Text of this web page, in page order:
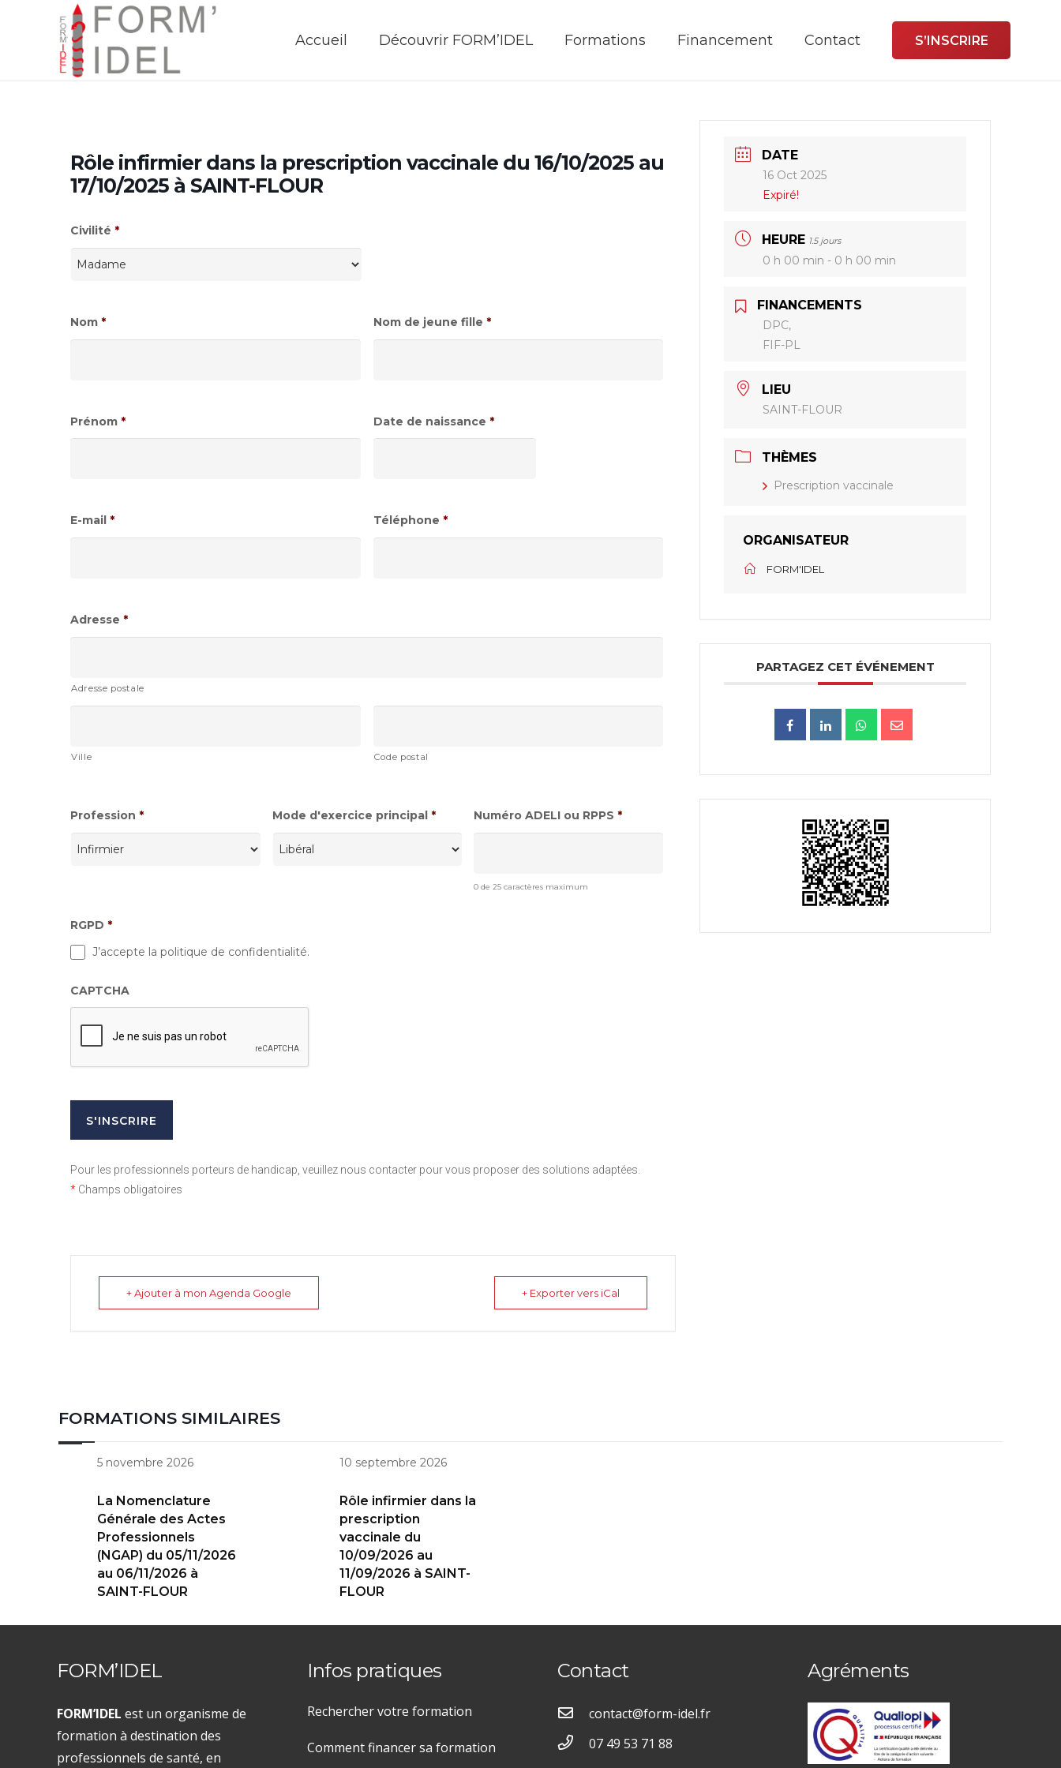
Accueil Découvrir FORM’IDEL Formations Financement Contact S’INSCRIRE
Rôle infirmier dans la prescription vaccinale du 16/10/2025 au
17/10/2025 à SAINT-FLOUR
Civilité *
Nom * Nom de jeune fille *
Prénom * Date de naissance *
E-mail * Téléphone *
Adresse *
Adresse postale
Ville Code postal
Profession * Mode d'exercice principal * Numéro ADELI ou RPPS *
0 de 25 caractères maximum
RGPD *
J’accepte la politique de confidentialité.
CAPTCHA
Pour les professionnels porteurs de handicap, veuillez nous contacter pour vous proposer des solutions adaptées.
* Champs obligatoires
+ Ajouter à mon Agenda Google + Exporter vers iCal
DATE
16 Oct 2025
Expiré!
HEURE 1.5 jours
0 h 00 min - 0 h 00 min
FINANCEMENTS
DPC,
FIF-PL
LIEU
SAINT-FLOUR
THÈMES
Prescription vaccinale
ORGANISATEUR
FORM'IDEL
PARTAGEZ CET ÉVÉNEMENT
FORMATIONS SIMILAIRES
5 novembre 2026
La Nomenclature
Générale des Actes
Professionnels
(NGAP) du 05/11/2026
au 06/11/2026 à
SAINT-FLOUR
10 septembre 2026
Rôle infirmier dans la
prescription
vaccinale du
10/09/2026 au
11/09/2026 à SAINT-
FLOUR
FORM’IDEL
FORM’IDEL est un organisme de
formation à destination des
professionnels de santé, en
Infos pratiques
Rechercher votre formation
Comment financer sa formation
Contact
contact@form-idel.fr
07 49 53 71 88
Agréments